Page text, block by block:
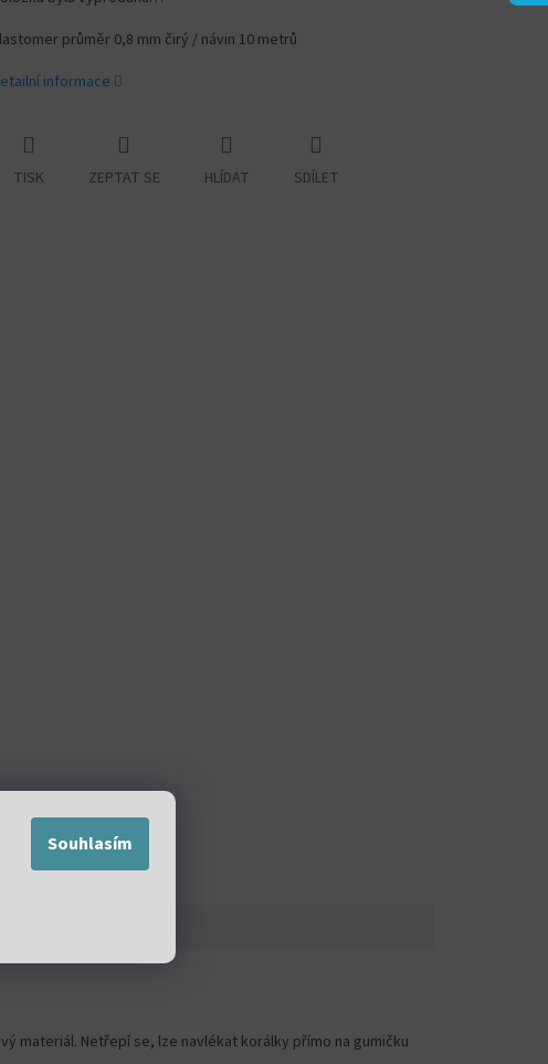
Souhlasím
průměr 0,8 mm čirý / návin 10 metrů
informace
TISK ZEPTAT SE HLÍDAT SDÍLET
materiál. Netřepí se, lze navlékat korálky přímo na gumičku